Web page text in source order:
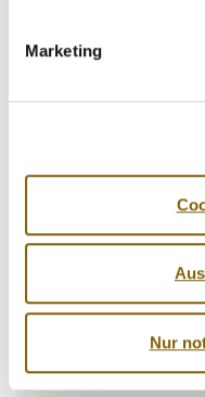
Marketing
Nur
Broschüre
2 MB
Datei
Datei ansehen